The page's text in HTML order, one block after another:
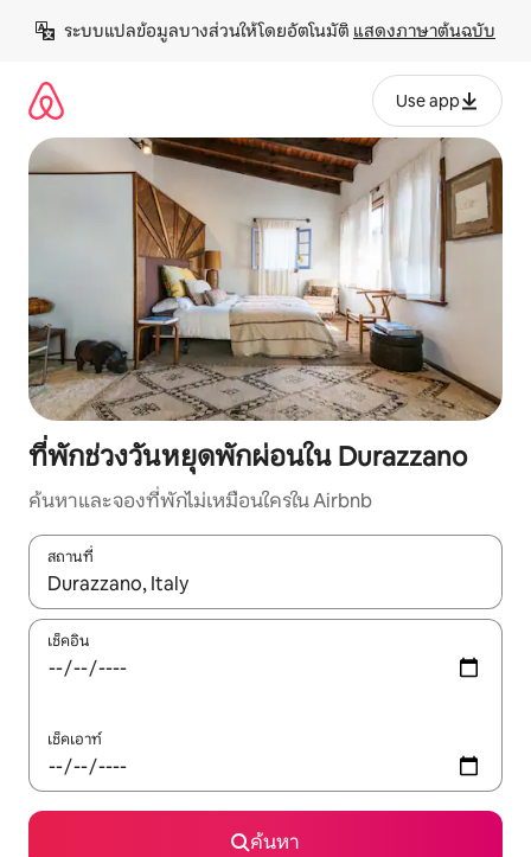
เนื้อหา
ระบบแปลข้อมูลบางส่วนให้โดยอัตโนมัติ แสดงภาษาต้นฉบับ
Use app
ที่พักช่วงวันหยุดพักผ่อนใน Durazzano
ค้นหาและจองที่พักไม่เหมือนใครใน Airbnb
สถานที่
ใช้ลูกศรขึ้นลง หรือใช้การสัมผัสหรือปัด เพื่อสำรวจผลการค้นหา
เช็คอิน
เช็คเอาท์
ค้นหา